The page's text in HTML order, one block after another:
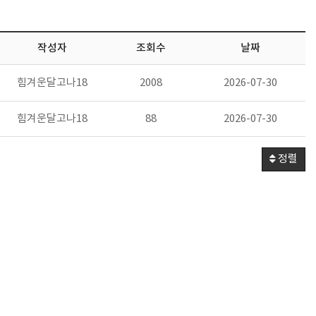
작성자 조회수 날짜
힘겨운달고나18 2008 2026-07-30
힘겨운달고나18 88 2026-07-30
정렬